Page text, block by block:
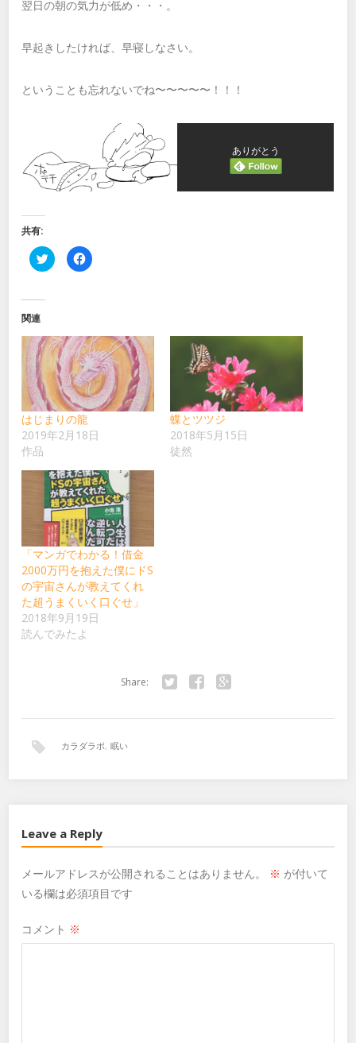
翌日の朝の気力が低め・・・。
早起きしたければ、早寝しなさい。
ということも忘れないでね〜〜〜〜〜！！！
ありがとう
共有:
ク
リ
有
(新
し
い
ウ
ィ
ン
ド
ウ
で
開
Facebook
で
リ
ッ
ク
し
て
く
だ
さ
い
(新
し
ン
ド
ウ
で
開
き
ま
す)
関連
はじまりの龍
2019年2月18日
作品
蝶とツツジ
2018年5月15日
徒然
「マンガでわかる！借金
2000万円を抱えた僕にドS
の宇宙さんが教えてくれ
た超うまくいく口ぐせ」
2018年9月19日
読んでみたよ
Share:
カラダラボ, 眠い
Leave a Reply
メールアドレスが公開されることはありません。 ※ が付いて
いる欄は必須項目です
コメント ※